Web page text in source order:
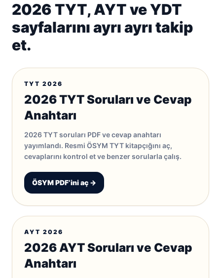
2026 TYT, AYT ve YDT
sayfalarını ayrı ayrı takip
et.
TYT 2026
2026 TYT Soruları ve Cevap
Anahtarı
2026 TYT soruları PDF ve cevap anahtarı
yayımlandı. Resmi ÖSYM TYT kitapçığını aç,
cevaplarını kontrol et ve benzer sorularla çalış.
ÖSYM PDF’ini aç →
AYT 2026
2026 AYT Soruları ve Cevap
Anahtarı